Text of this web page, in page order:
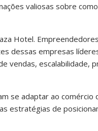
valiosas sobre
Hotel.
dessas empresas
vendas, escalabilidade,
se adaptar ao
estratégias de